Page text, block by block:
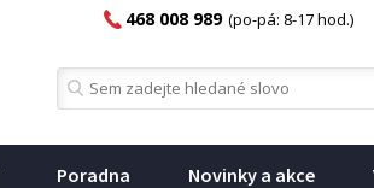
468 008 989 (po-pá: 8-17 hod.)
Poradna Novinky a akce